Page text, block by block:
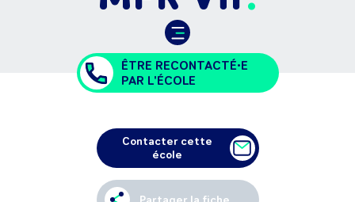
ÊTRE RECONTACTÉ•E
PAR L'ÉCOLE
Contacter cette
école